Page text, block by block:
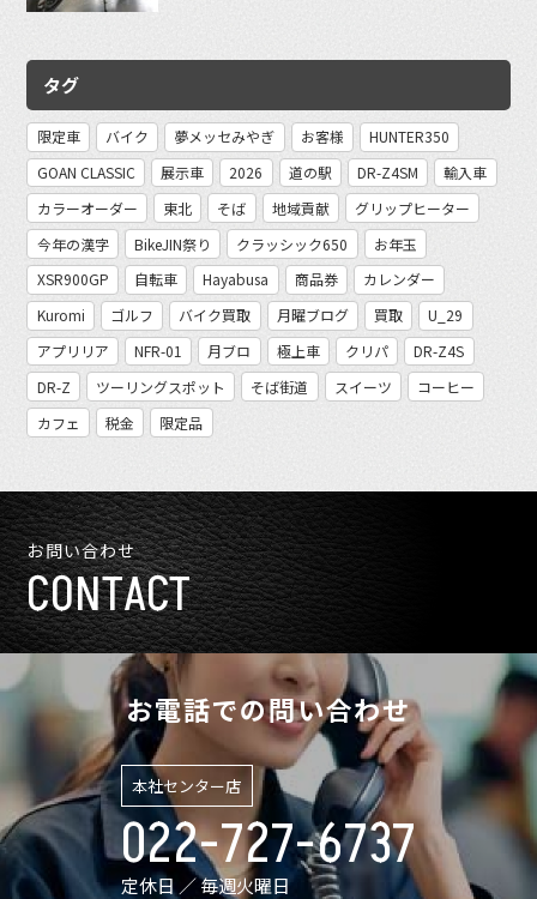
タグ
限定車 バイク 夢メッセみやぎ お客様
HUNTER350
GOAN CLASSIC
展示車 2026 道の駅 DR-Z4SM
輸入車
カラーオーダー
東北 そば 地域貢献
グリップヒーター
今年の漢字
BikeJIN祭り クラッシック650
お年玉
XSR900GP
自転車 Hayabusa 商品券
カレンダー
Kuromi
ゴルフ バイク買取 月曜ブログ 買取
U_29
アプリリア
NFR-01 月ブロ 極上車 クリパ
DR-Z4S
DR-Z
ツーリングスポット そば街道 スイーツ
コーヒー
カフェ
税金 限定品
お問い合わせ
CONTACT
お電話での問い合わせ
本社センター店
022-727-6737
定休日 ／ 毎週火曜日